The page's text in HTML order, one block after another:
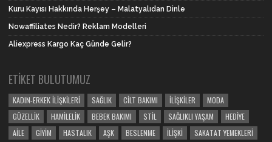
Kuru Kayısı Hakkında Herşey – Malatyalıdan Dinle
Nowaffiliates Nedir? Reklam Modelleri
Aliexpress Kargo Kaç Günde Gelir?
ETIKET BULUTUMUZ
KADIN-ERKEK İLIŞKILERI SAĞLIK CILT BAKIMI İLIŞKILER
MODA
GÜZELLIK
HAMILELIK BEBEK BAKIMI STIL SAĞLIKLI YAŞAM
HEDIYE
AILE
GIYIM HASTALIK AŞK BESLENME İLIŞKI SAKATAT YEMEKLERI